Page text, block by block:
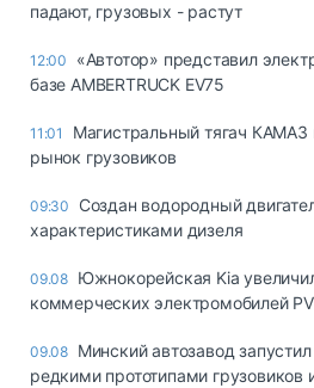
падают, грузовых - растут
12:00
«Автотор» представил
базе AMBERTRUCK EV75
11:01
Магистральный тягач КАМАЗ
рынок грузовиков
09:30
Создан водородный
характеристиками дизеля
09.08 Южнокорейская Kia
коммерческих электромобилей
09.08 Минский автозавод
редкими прототипами грузовиков